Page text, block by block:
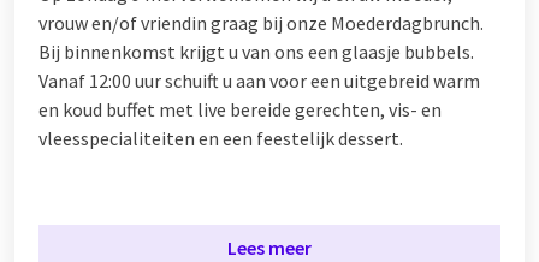
vrouw en/of vriendin graag bij onze Moederdagbrunch.
Bij binnenkomst krijgt u van ons een glaasje bubbels.
Vanaf 12:00 uurschuift u aan voor een uitgebreid warm
en koud buffet met live bereide gerechten, vis- en
vleesspecialiteiten en een feestelijk dessert.
Lees meer